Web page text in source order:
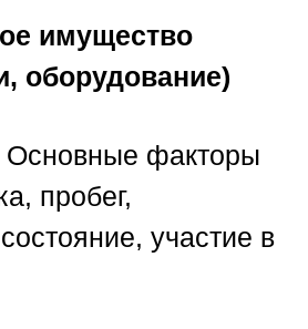
имущество
оборудование)
Основные факторы
пробег,
участие в